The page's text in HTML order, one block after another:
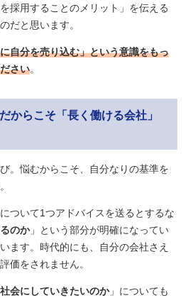
採用することのメリット」を伝える
だと思います。
自分を売り込む」という意識をもっ
さい。
からこそ「長く働ける会社」
。悩むからこそ、自分なりの基準を
ついて1つアドバイスを送るとするな
のか」という部分が明確になってい
ます。時代的にも、自分の会社さえ
価をされません。
会にしていきたいのか」についても